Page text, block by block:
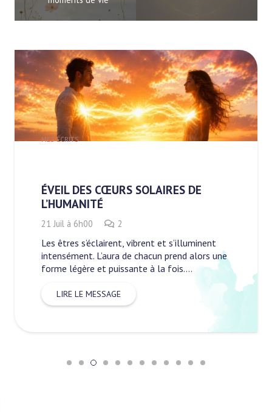
MES ÉCRITS
ÉVEIL DES CŒURS SOLAIRES DE
L’HUMANITÉ
21 Juil à 6h00 2
Les êtres s’éclairent, vibrent et s’illuminent
intensément. L’aura de chacun prend alors une
forme légère et puissante à la fois.…
LIRE LE MESSAGE